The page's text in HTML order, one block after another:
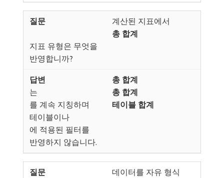
계산된 지표에서
총 합계
지표 유형은 무엇을
반영합니까?
총 합계
​는
총 합계
​를 계속 지칭하며
테이블이나
테이블 합계
​에 적용된 필터를
반영하지 않습니다.
데이터를 자유 형식